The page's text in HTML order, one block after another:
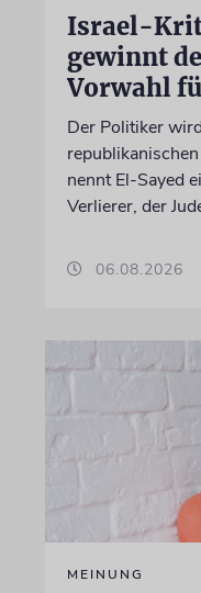
Israel-
gewinnt
Vorwahl
Der Politiker
nennt El-Sayed
Verlierer, der
06.08.2026
MEINUNG